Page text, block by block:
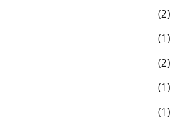
2
1
2
1
1